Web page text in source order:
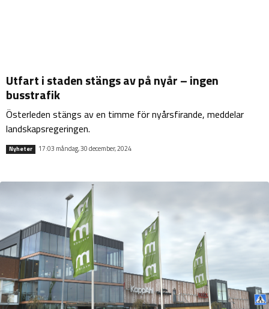
Utfart i staden stängs av på nyår – ingen
busstrafik
Österleden stängs av en timme för nyårsfirande, meddelar
landskapsregeringen.
Nyheter 17:03 måndag, 30 december, 2024